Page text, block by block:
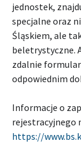
jednostek,
specjalne oraz
Śląskiem, ale
beletrystyczne.
zdalnie
odpowiednim
Informacje o
rejestracyjnego
https://